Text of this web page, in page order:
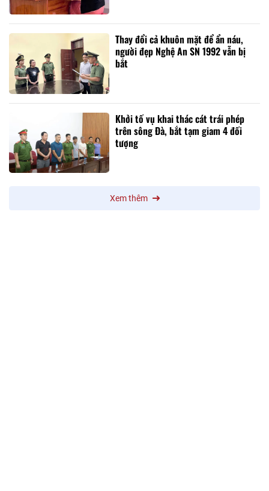
Thay đổi cả khuôn mặt để ẩn náu,
người đẹp Nghệ An SN 1992 vẫn bị
bắt
Khởi tố vụ khai thác cát trái phép
trên sông Đà, bắt tạm giam 4 đối
tượng
Xem thêm